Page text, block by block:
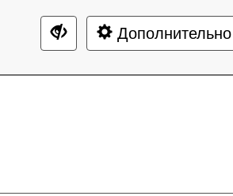
Дополнительно